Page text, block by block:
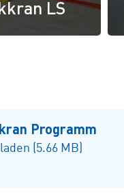
LS
Programm
(5.66 MB)